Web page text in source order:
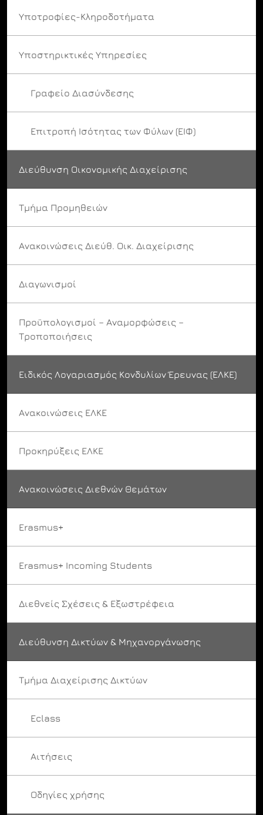
Υποτροφίες-Κληροδοτήματα
Υποστηρικτικές Υπηρεσίες
Γραφείο Διασύνδεσης
Επιτροπή Ισότητας των Φύλων (ΕΙΦ)
Διεύθυνση Οικονομικής Διαχείρισης
Τμήμα Προμηθειών
Ανακοινώσεις Διεύθ. Οικ. Διαχείρισης
Διαγωνισμοί
Προϋπολογισμοί – Αναμορφώσεις –
Τροποποιήσεις
Ειδικός Λογαριασμός Κονδυλίων Έρευνας (ΕΛΚΕ)
Ανακοινώσεις ΕΛΚΕ
Προκηρύξεις ΕΛΚΕ
Ανακοινώσεις Διεθνών Θεμάτων
Erasmus+
Erasmus+ Incoming Students
Διεθνείς Σχέσεις & Εξωστρέφεια
Διεύθυνση Δικτύων & Μηχανοργάνωσης
Τμήμα Διαχείρισης Δικτύων
Eclass
Αιτήσεις
Οδηγίες χρήσης